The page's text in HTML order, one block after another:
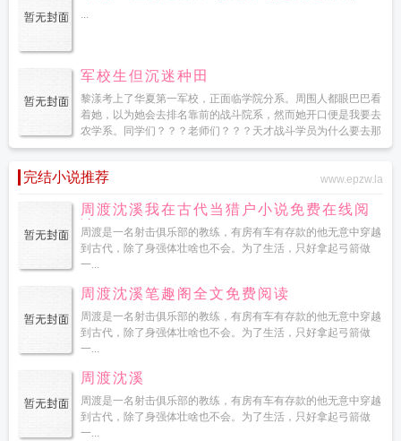
...
军校生但沉迷种田
黎漾考上了华夏第一军校，正面临学院分系。周围人都眼巴巴看
着她，以为她会去排名靠前的战斗院系，然而她开口便是我要去
农学系。同学们？？？老师们？？？天才战斗学员为什么要去那
鸟...
完结小说推荐 www.epzw.la
周渡沈溪我在古代当猎户小说免费在线阅
读
周渡是一名射击俱乐部的教练，有房有车有存款的他无意中穿越
到古代，除了身强体壮啥也不会。为了生活，只好拿起弓箭做
一...
周渡沈溪笔趣阁全文免费阅读
周渡是一名射击俱乐部的教练，有房有车有存款的他无意中穿越
到古代，除了身强体壮啥也不会。为了生活，只好拿起弓箭做
一...
周渡沈溪
周渡是一名射击俱乐部的教练，有房有车有存款的他无意中穿越
到古代，除了身强体壮啥也不会。为了生活，只好拿起弓箭做
一...